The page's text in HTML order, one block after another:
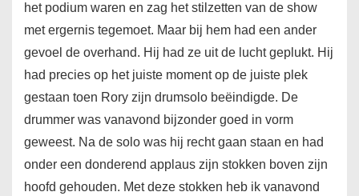
het podium waren en zag het stilzetten van de show
met ergernis tegemoet. Maar bij hem had een ander
gevoel de overhand. Hij had ze uit de lucht geplukt. Hij
had precies op het juiste moment op de juiste plek
gestaan toen Rory zijn drumsolo beëindigde. De
drummer was vanavond bijzonder goed in vorm
geweest. Na de solo was hij recht gaan staan en had
onder een donderend applaus zijn stokken boven zijn
hoofd gehouden. Met deze stokken heb ik vanavond